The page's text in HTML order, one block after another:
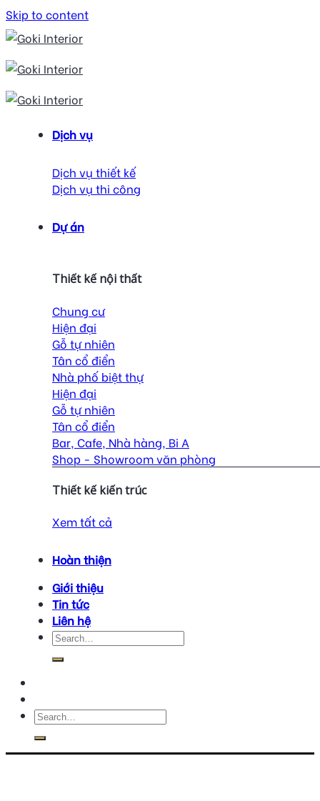
Skip to content
Dịch vụ
Dịch vụ thiết kế
Dịch vụ thi công
Dự án
Thiết kế nội thất
Chung cư
Hiện đại
Gỗ tự nhiên
Tân cổ điển
Nhà phố biệt thự
Hiện đại
Gỗ tự nhiên
Tân cổ điển
Bar, Cafe, Nhà hàng, Bi A
Shop - Showroom văn phòng
Thiết kế kiến trúc
Xem tất cả
Hoàn thiện
Giới thiệu
Tin tức
Liên hệ